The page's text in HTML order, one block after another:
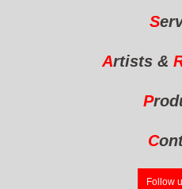
S
Artists &
P
C
Follow